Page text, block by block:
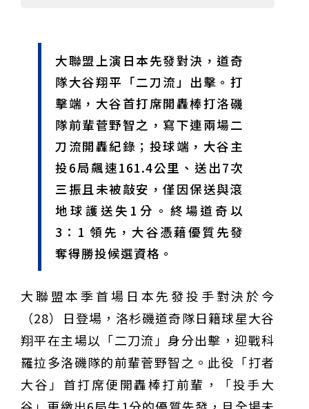
化身探險工具自主解謎
活潑親切打破失智框架！日王牌業務丹野智文抗病13
年，靠「第二大腦」獨自來台分享生命淚水
國際保育盛事首移師亞洲 Joint TAG全球專家會議臺北
綠營中投參選人合體 拋「中投新市鎮」 交通與醫療跨
域治理成焦點
夜市變廟會！山邊媽、旱溪媽、大庄媽三媽首度齊巡逢
甲 萬人爭躦轎底響徹夜空
MLB》鄧愷威6局飆6K完封小熊奪第3勝！宰制力複製
「王建民建仔旋風」引爆世代傳承鐵觀音節政大登場 結合大文山友善食農與地方創生
臺德技職教育深層對話！德國Walther Rathenau師生
造訪大安高工 體驗端午文化與前瞻工業實作
迎端午、抗酷暑！臺中盛夏水域系列活動本周六起兩地
課堂搬到菜市場！北市13校「游於藝」成果展 導覽小
尖兵用藝術「說」出千年風俗
20年淬鍊！貓空纜車運量突破4,000萬人次 「天空綠
洲」成國際打卡新地標
熊鷹羽毛與保育的兩難！金甌女中師生齊聚《飛吧！熊
鷹》特映會 深化原民文化與生態永續教育
29件神級作品齊聚葫蘆墩！「藝馬登豐」2026台灣工
藝之家聯展震撼登場
跨越百年的生物觀測！科博館、成大《時空丈量師》特
展：讓典藏標本說出氣候變遷真相
睽違七年！精品郵輪「島嶼天空號」首航臺中港 參山處
攜手縣市熱情迎賓
金牌搖籃驚傳「球荒」！江啟臣偕運彩公會挺萬和國
中，捐贈 1800 顆羽球助小將 4 月全中運奪金
台中》15分鐘的診療，13年的堅持！ 中山醫大牙醫系
大聯盟上演日本先發對決，道奇
隊大谷翔平「二刀流」出擊。打
擊端，大谷首打席開轟棒打洛磯
隊前輩菅野智之，寫下連兩場二
刀流開轟紀錄；投球端，大谷主
投6局飆速161.4公里、送出7次
三振且未被敲安，僅因保送與滾
地球護送失1分。終場道奇以
3：1 領先，大谷憑藉優質先發
奪得勝投候選資格。
大聯盟本季首場日本先發投手對決於今
（28）日登場，洛杉磯道奇隊日籍球星大谷
翔平在主場以「二刀流」身分出擊，迎戰科
羅拉多洛磯隊的前輩菅野智之。此役「打者
大谷」首打席便開轟棒打前輩，「投手大